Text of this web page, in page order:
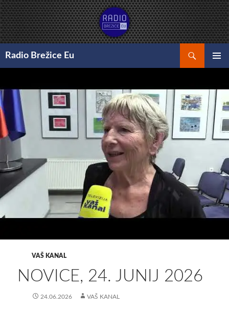
Preskoči
na
vsebino
Radio Brežice Eu
VAŠ KANAL
NOVICE, 24. JUNIJ 2026
24.06.2026 VAŠ KANAL